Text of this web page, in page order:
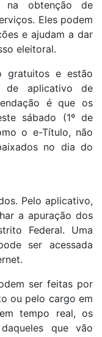
na obtenção de
Eles podem
e ajudam a dar
eleitoral.
gratuitos e estão
de aplicativo de
é que os
sábado (1º de
o e-Título, não
no dia do
Pelo aplicativo,
a apuração dos
Federal. Uma
ser acessada
ser feitas por
ou pelo cargo em
tempo real, os
que vão